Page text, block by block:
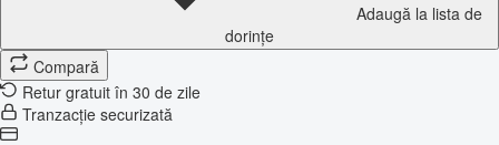
Adaugă la lista de
dorințe
Compară
Retur gratuit în 30 de zile
Tranzacție securizată